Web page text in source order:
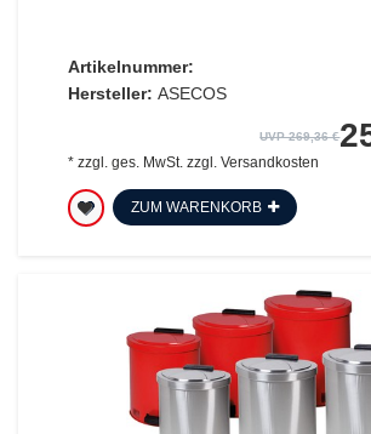
Artikelnummer:
Hersteller: ASECOS
UVP 269,36 €
* zzgl. ges. MwSt. zzgl. Versandkosten
ZUM WARENKORB